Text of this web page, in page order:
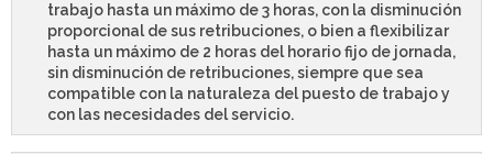
trabajo hasta un máximo de 3 horas, con la disminución
proporcional de sus retribuciones, o bien a flexibilizar
hasta un máximo de 2 horas del horario fijo de jornada,
sin disminución de retribuciones, siempre que sea
compatible con la naturaleza del puesto de trabajo y
con las necesidades del servicio.